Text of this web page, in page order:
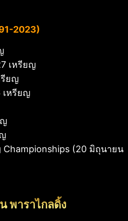
2023)
เหรียญ
รียญ
เหรียญ
ญ
Championships (20 มิถุนายน
พาราไกลดิ้ง